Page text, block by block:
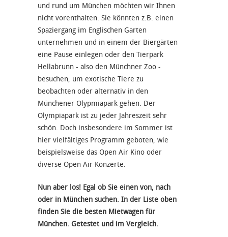
und rund um München möchten wir Ihnen
nicht vorenthalten. Sie könnten z.B. einen
Spaziergang im Englischen Garten
unternehmen und in einem der Biergärten
eine Pause einlegen oder den Tierpark
Hellabrunn - also den Münchner Zoo -
besuchen, um exotische Tiere zu
beobachten oder alternativ in den
Münchener Olypmiapark gehen. Der
Olympiapark ist zu jeder Jahreszeit sehr
schön. Doch insbesondere im Sommer ist
hier vielfältiges Programm geboten, wie
beispielsweise das Open Air Kino oder
diverse Open Air Konzerte.
Nun aber los! Egal ob Sie einen von, nach
oder in München suchen. In der Liste oben
finden Sie die besten Mietwagen für
München. Getestet und im Vergleich.